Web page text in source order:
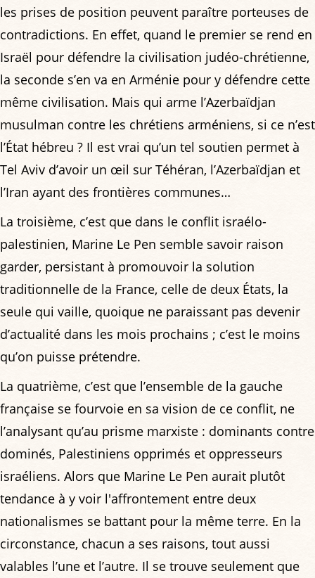
les prises de position peuvent paraître porteuses de
contradictions. En effet, quand le premier se rend en
Israël pour défendre la civilisation judéo-chrétienne,
la seconde s’en va en Arménie pour y défendre cette
même civilisation. Mais qui arme l’Azerbaïdjan
musulman contre les chrétiens arméniens, si ce n’est
l’État hébreu ? Il est vrai qu’un tel soutien permet à
Tel Aviv d’avoir un œil sur Téhéran, l’Azerbaïdjan et
l’Iran ayant des frontières communes…
La troisième, c’est que dans le conflit israélo-
palestinien, Marine Le Pen semble savoir raison
garder, persistant à promouvoir la solution
traditionnelle de la France, celle de deux États, la
seule qui vaille, quoique ne paraissant pas devenir
d’actualité dans les mois prochains ; c’est le moins
qu’on puisse prétendre.
La quatrième, c’est que l’ensemble de la gauche
française se fourvoie en sa vision de ce conflit, ne
l’analysant qu’au prisme marxiste : dominants contre
dominés, Palestiniens opprimés et oppresseurs
israéliens. Alors que Marine Le Pen aurait plutôt
tendance à y voir l'affrontement entre deux
nationalismes se battant pour la même terre. En la
circonstance, chacun a ses raisons, tout aussi
valables l’une et l’autre. Il se trouve seulement que